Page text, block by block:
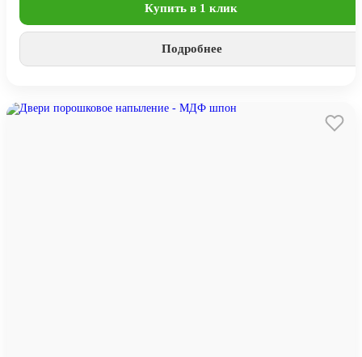
Купить в 1 клик
Подробнее